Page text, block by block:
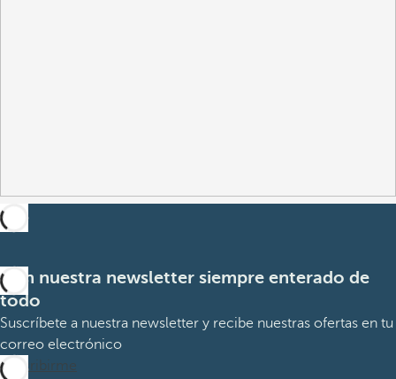
Con nuestra newsletter siempre enterado de
todo
Suscríbete a nuestra newsletter y recibe nuestras ofertas en tu
correo electrónico
Suscribirme